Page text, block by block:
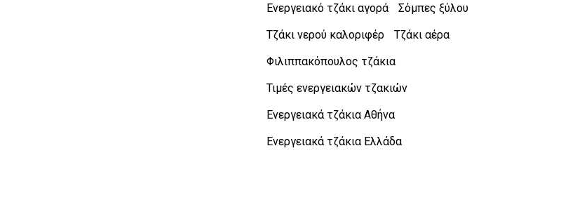
Ενεργειακό τζάκι αγορά
Σόμπες ξύλου
Τζάκι νερού καλοριφέρ
Τζάκι αέρα
Φιλιππακόπουλος τζάκια
Τιμές ενεργειακών τζακιών
Ενεργειακά τζάκια Αθήνα
Ενεργειακά τζάκια Ελλάδα